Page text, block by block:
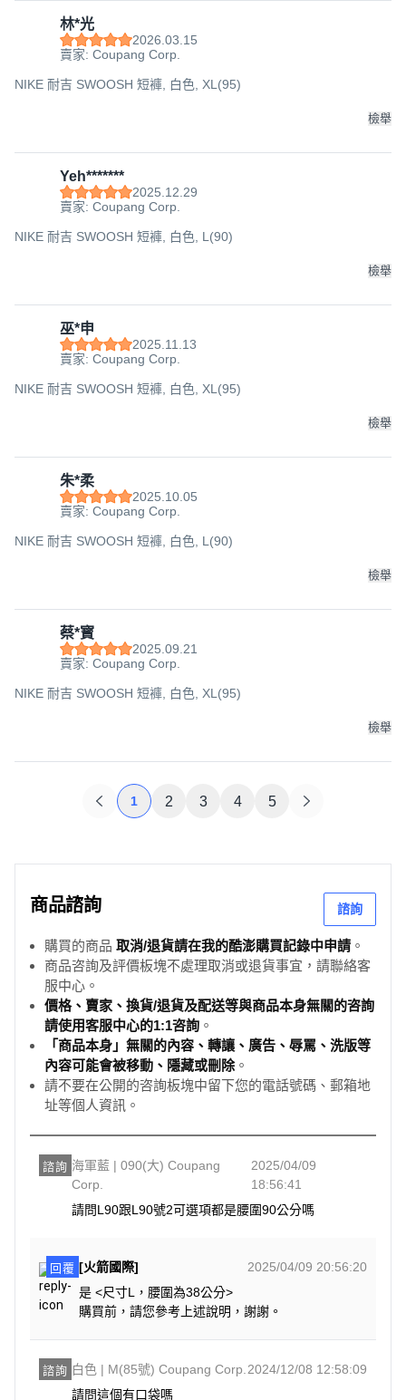
林*光
2026.03.15
賣家: Coupang Corp.
NIKE 耐吉 SWOOSH 短褲, 白色, XL(95)
檢舉
Yeh*******
2025.12.29
賣家: Coupang Corp.
NIKE 耐吉 SWOOSH 短褲, 白色, L(90)
檢舉
巫*申
2025.11.13
賣家: Coupang Corp.
NIKE 耐吉 SWOOSH 短褲, 白色, XL(95)
檢舉
朱*柔
2025.10.05
賣家: Coupang Corp.
NIKE 耐吉 SWOOSH 短褲, 白色, L(90)
檢舉
蔡*寳
2025.09.21
賣家: Coupang Corp.
NIKE 耐吉 SWOOSH 短褲, 白色, XL(95)
檢舉
1 2 3 4 5
商品諮詢 諮詢
購買的商品 取消/退貨請在我的酷澎購買記錄中申請 。
商品咨詢及評價板塊不處理取消或退貨事宜，請聯絡客
服中心。
價格、賣家、換貨/退貨及配送等與商品本身無關的咨詢
請使用客服中心的1:1咨詢 。
「商品本身」無關的內容、轉讓、廣告、辱罵、洗版等
內容可能會被移動、隱藏或刪除。
請不要在公開的咨詢板塊中留下您的電話號碼、郵箱地
址等個人資訊。
諮詢 海軍藍 | 090(大) Coupang
Corp.
2025/04/09
18:56:41
請問L90跟L90號2可選項都是腰圍90公分嗎
回覆 [火箭國際]
2025/04/09 20:56:20
是 <尺寸L，腰圍為38公分>
購買前，請您參考上述說明，謝謝。
諮詢 白色 | M(85號) Coupang Corp. 2024/12/08 12:58:09
請問這個有口袋嗎